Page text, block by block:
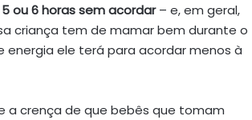
ou 6 horas sem acordar– e, em geral,
criança tem de mamar bem durante o
energia ele terá para acordar menos à
a crença de que bebês que tomam